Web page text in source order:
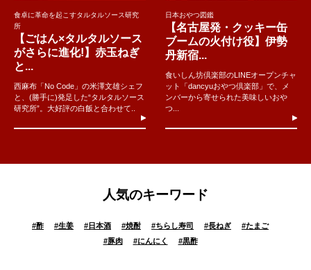
食卓に革命を起こすタルタルソース研究
所
【ごはん×タルタルソース
がさらに進化!】赤玉ねぎ
と...
西麻布「No Code」の米澤文雄シェフ
と、(勝手に)発足した“タルタルソース
研究所”。大好評の白飯と合わせて..
日本おやつ図鑑
【名古屋発・クッキー缶
ブームの火付け役】伊勢
丹新宿...
食いしん坊倶楽部のLINEオープンチャ
ット「dancyuおやつ倶楽部」で、メ
ンバーから寄せられた美味しいおや
つ...
人気のキーワード
#酢 #生姜 #日本酒 #焼酎 #ちらし寿司 #長ねぎ #たまご
#豚肉 #にんにく #黒酢